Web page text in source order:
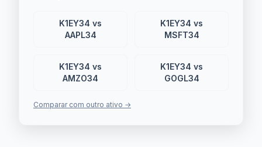
K1EY34 vs
AAPL34
K1EY34 vs
MSFT34
K1EY34 vs
AMZO34
K1EY34 vs
GOGL34
Comparar com outro ativo →